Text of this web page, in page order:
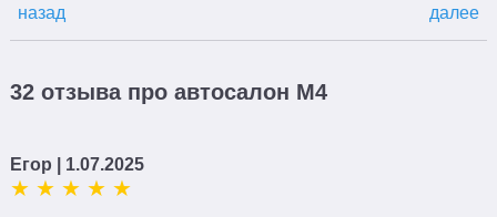
назад далее
32 отзыва про автосалон М4
Егор | 1.07.2025